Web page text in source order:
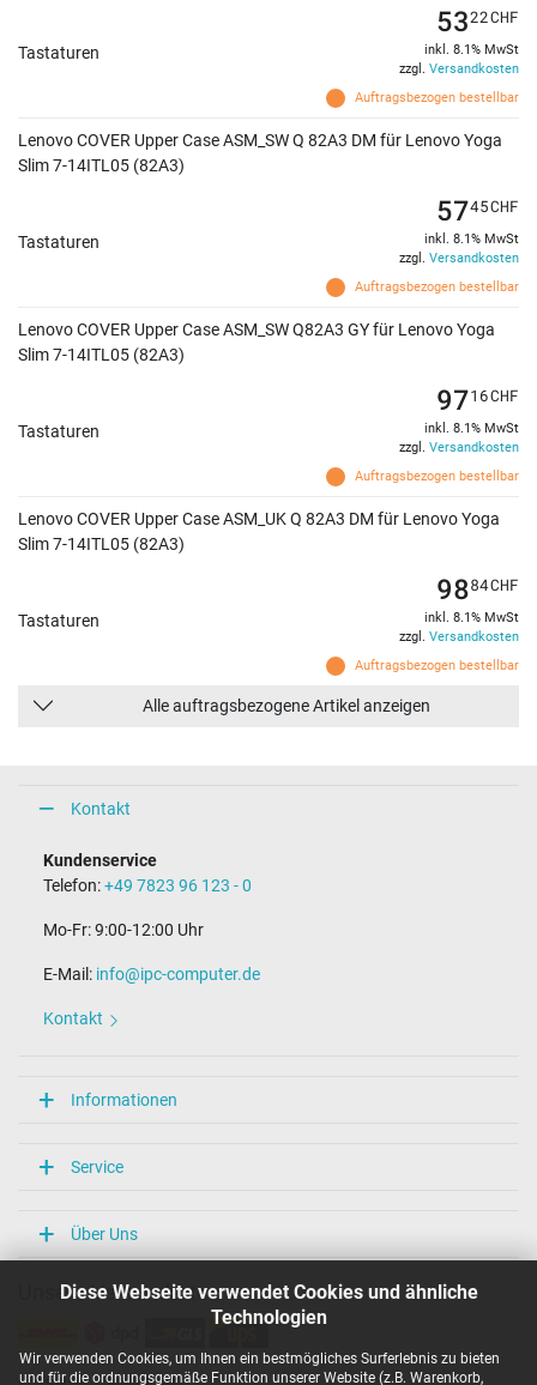
Diese Webseite verwendet Cookies und ähnliche
Technologien
Wir verwenden Cookies, um Ihnen ein bestmögliches Surferlebnis zu bieten
und für die ordnungsgemäße Funktion unserer Website (z.B. Warenkorb,
Tastaturen
Auftragsbezogen bestellbar
5322CHF
inkl. 8.1% MwSt
zzgl. Versandkosten
Lenovo COVER Upper Case ASM_SW Q 82A3 DM für Lenovo Yoga
Slim 7-14ITL05 (82A3)
Tastaturen
Auftragsbezogen bestellbar
5745CHF
inkl. 8.1% MwSt
zzgl. Versandkosten
Lenovo COVER Upper Case ASM_SW Q82A3 GY für Lenovo Yoga
Slim 7-14ITL05 (82A3)
Tastaturen
Auftragsbezogen bestellbar
9716CHF
inkl. 8.1% MwSt
zzgl. Versandkosten
Lenovo COVER Upper Case ASM_UK Q 82A3 DM für Lenovo Yoga
Slim 7-14ITL05 (82A3)
Tastaturen
Auftragsbezogen bestellbar
9884CHF
inkl. 8.1% MwSt
zzgl. Versandkosten
Alle auftragsbezogene Artikel anzeigen
Kontakt
Kundenservice
Telefon:+49 7823 96 123 - 0
Mo-Fr: 9:00-12:00 Uhr
E-Mail: info@ipc-computer.de
Kontakt
Informationen
Service
Über Uns
Unsere Versandarten